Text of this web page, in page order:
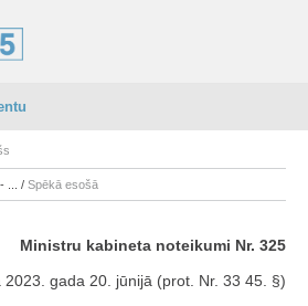
... / Spēkā esošā
Ministru kabineta noteikumi Nr. 325
2023. gada 20. jūnijā (prot. Nr. 33 45. §)